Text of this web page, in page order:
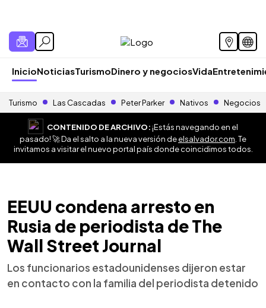
InicioNoticiasTurismoDinero y negociosVida
Turismo Las Cascadas Peter Parker Nativos Negocios
CONTENIDO DE ARCHIVO:¡Estás navegando en el
pasado! 🚀 Da el salto a la nueva versión deelsalvador.com . Te
invitamos a visitar el nuevo portal país donde coincidimos todos.
EEUU condena arresto en
Rusia de periodista de The
Wall Street Journal
Los funcionarios estadounidenses dijeron estar
en contacto con la familia del periodista detenido